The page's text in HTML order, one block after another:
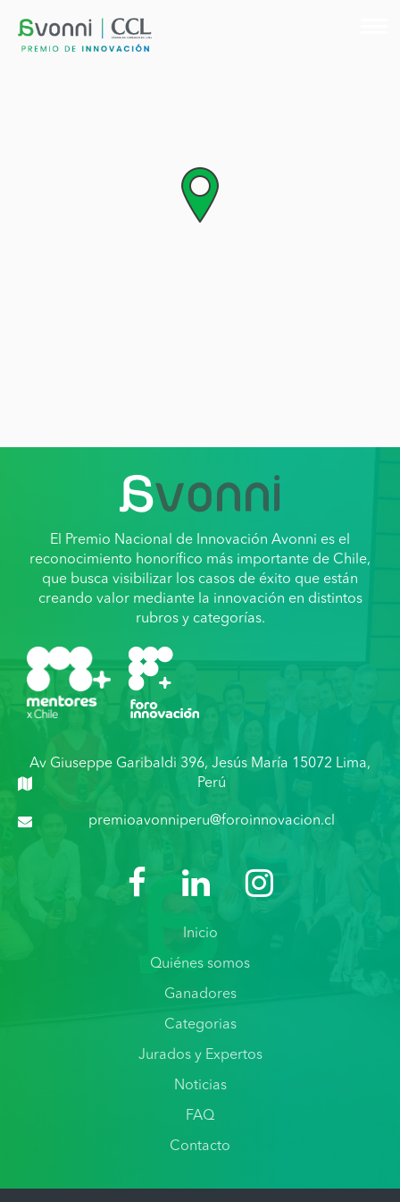
El Premio Nacional de Innovación Avonni es el
reconocimiento honorífico más importante de Chile,
que busca visibilizar los casos de éxito que están
creando valor mediante la innovación en distintos
rubros y categorías.
Av Giuseppe Garibaldi 396, Jesús María 15072 Lima,
Perú
premioavonniperu@foroinnovacion.cl
Inicio
Quiénes somos
Ganadores
Categorias
Jurados y Expertos
Noticias
FAQ
Contacto